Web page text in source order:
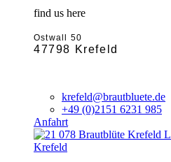
find us here
Ostwall 50
47798 Krefeld
krefeld@brautbluete.de
+49 (0)2151 6231 985
Anfahrt
Krefeld